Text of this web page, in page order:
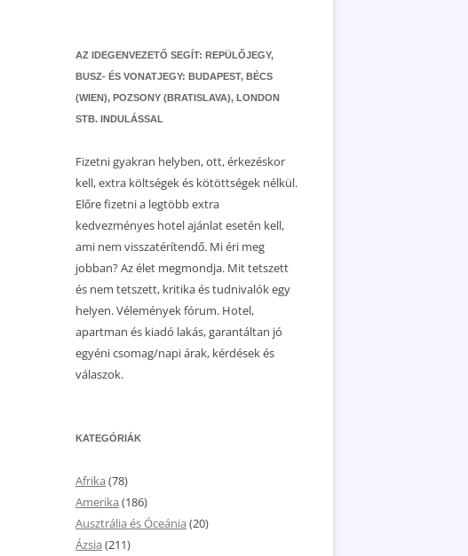
AZ IDEGENVEZETŐ SEGÍT: REPÜLŐJEGY,
BUSZ- ÉS VONATJEGY: BUDAPEST, BÉCS
(WIEN), POZSONY (BRATISLAVA), LONDON
STB. INDULÁSSAL
Fizetni gyakran helyben, ott, érkezéskor
kell, extra költségek és kötöttségek nélkül.
Előre fizetni a legtöbb extra
kedvezményes hotel ajánlat esetén kell,
ami nem visszatérítendő. Mi éri meg
jobban? Az élet megmondja. Mit tetszett
és nem tetszett, kritika és tudnivalók egy
helyen. Vélemények fórum. Hotel,
apartman és kiadó lakás, garantáltan jó
egyéni csomag/napi árak, kérdések és
válaszok.
KATEGÓRIÁK
Afrika (78)
Amerika (186)
Ausztrália és Óceánia (20)
Ázsia (211)